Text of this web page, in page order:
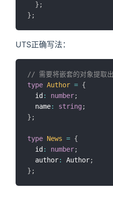
} ;
} ;
UTS正确写法：
// 需要将嵌套的对象提取
type Author = {
  id
: number;
  name
: string ;
} ;
type News = {
  id
: number;
  author
: Author;
} ;